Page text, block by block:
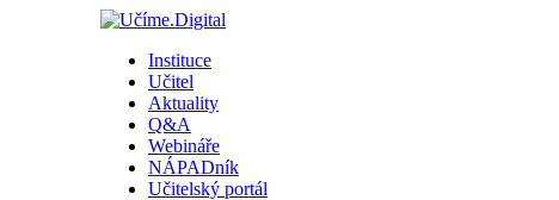
Instituce
Učitel
Aktuality
Q&A
Webináře
NÁPADník
Učitelský portál